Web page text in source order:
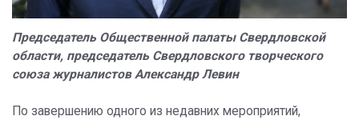
Председатель Общественной палаты Свердловской
области, председатель Свердловского творческого
союза журналистов Александр Левин
По завершению одного из недавних мероприятий,